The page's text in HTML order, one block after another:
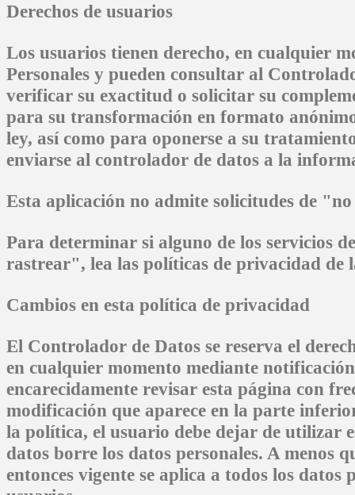
Derechos de usuarios
Los usuarios tienen derecho, en cualquier
Personales y pueden consultar al
verificar su exactitud o solicitar su
para su transformación en formato
ley, así como para oponerse a su
enviarse al controlador de datos a la
Esta aplicación no admite solicitudes de
Para determinar si alguno de los servicios
rastrear", lea las políticas de privacidad de
Cambios en esta política de privacidad
El Controlador de Datos se reserva el
en cualquier momento mediante
encarecidamente revisar esta página con
modificación que aparece en la parte
la política, el usuario debe dejar de utilizar
datos borre los datos personales. A menos
entonces vigente se aplica a todos los